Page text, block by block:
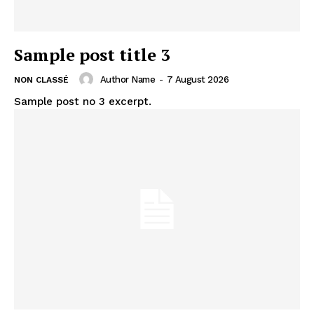
Sample post title 3
NON CLASSÉ Author Name - 7 August 2026
Sample post no 3 excerpt.